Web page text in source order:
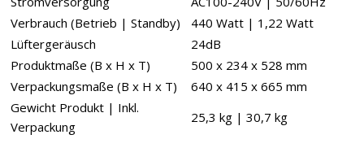
Verbrauch (Betrieb | Standby)
440 Watt | 1,22 Watt
Lüftergeräusch
24dB
Produktmaße (B x H x T)
500 x 234 x 528 mm
Verpackungsmaße (B x H x T)
640 x 415 x 665 mm
Gewicht Produkt | Inkl.
Verpackung
25,3 kg | 30,7 kg